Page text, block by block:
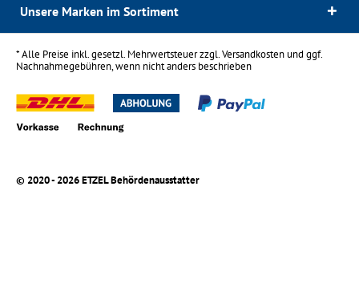
Unsere Marken im Sortiment
* Alle Preise inkl. gesetzl. Mehrwertsteuer zzgl.Versandkostenund ggf.
Nachnahmegebühren, wenn nicht anders beschrieben
© 2020 - 2026 ETZEL Behördenausstatter